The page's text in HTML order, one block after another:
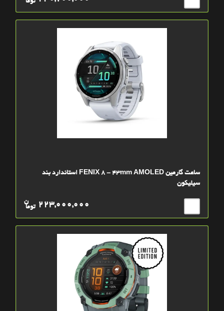
ساعت گارمین FENIX 8 - 43mm AMOLED استاندارد بند
سیلیکون
توما
ن 223,000,000